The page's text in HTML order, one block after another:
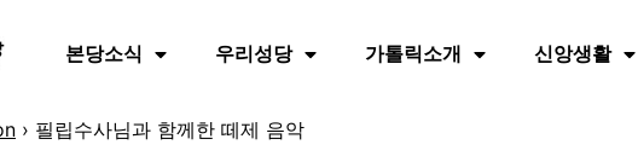
본당소식 우리성당 가톨릭소개 신앙생활
› 필립수사님과 함께한 떼제 음악